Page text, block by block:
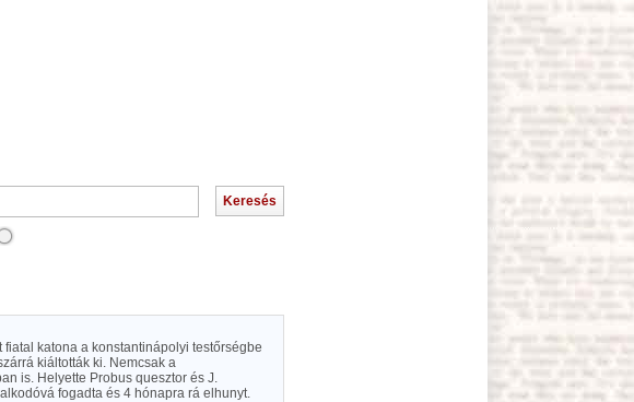
katona a konstantinápolyi testőrségbe
kiáltották ki. Nemcsak a
is. Helyette Probus quesztor és J.
fogadta és 4 hónapra rá elhunyt.